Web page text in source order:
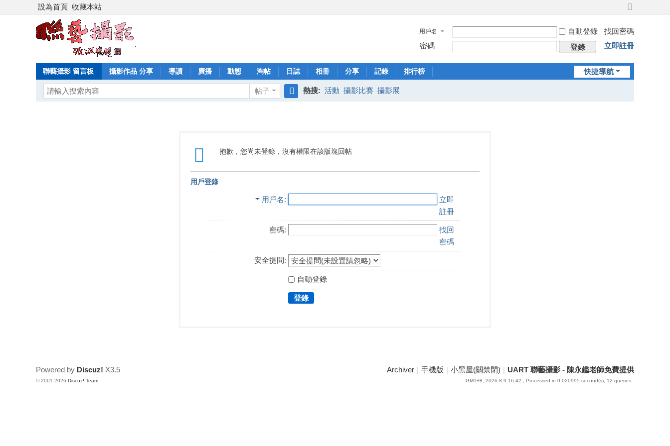
設為首頁 收藏本站
切
到
寬
版
用戶名 自動登錄
找回密碼
密碼
登錄 立即註冊
快捷導航
聯藝攝影 留言板 攝影作品 分享 導讀 廣播 動態 淘帖 日誌 相冊 分享 記錄 排行榜
帖子 熱搜: 活動 攝影比賽 攝影展
抱歉，您尚未登錄，沒有權限在該版塊回帖
用戶登錄
用戶名
立即
註冊
密碼:
找回
密碼
安全提問:
自動登錄
登錄
Archiver | 手機版 | 小黑屋(關禁閉) | UART 聯藝攝影 - 陳永鑑老師免費提供
GMT+8, 2026-8-9 16:42 , Processed in 0.020995 second(s), 12 queries .
Powered by Discuz! X3.5
© 2001-2026 Discuz! Team